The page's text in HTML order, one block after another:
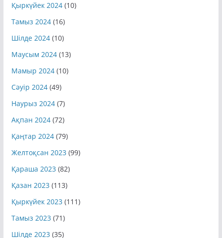
Қыркүйек 2024(10)
Тамыз 2024(16)
Шілде 2024(10)
Маусым 2024(13)
Мамыр 2024(10)
Сәуір 2024(49)
Наурыз 2024(7)
Ақпан 2024(72)
Қаңтар 2024(79)
Желтоқсан 2023 (99)
Қараша 2023 (82)
Қазан 2023 (113)
Қыркүйек 2023 (111)
Тамыз 2023 (71)
Шілде 2023 (35)